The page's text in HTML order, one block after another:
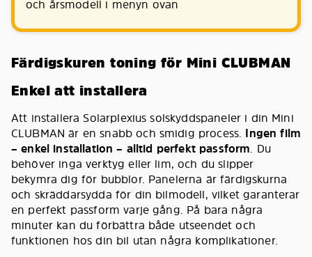
och årsmodell i menyn ovan
Färdigskuren toning för Mini CLUBMAN
Enkel att installera
Att installera Solarplexius solskyddspaneler i din Mini
CLUBMAN är en snabb och smidig process. Ingen film
– enkel installation – alltid perfekt passform. Du
behöver inga verktyg eller lim, och du slipper
bekymra dig för bubblor. Panelerna är färdigskurna
och skräddarsydda för din bilmodell, vilket garanterar
en perfekt passform varje gång. På bara några
minuter kan du förbättra både utseendet och
funktionen hos din bil utan några komplikationer.